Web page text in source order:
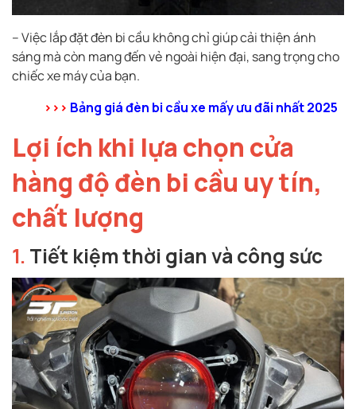
– Việc lắp đặt đèn bi cầu không chỉ giúp cải thiện ánh
sáng mà còn mang đến vẻ ngoài hiện đại, sang trọng cho
chiếc xe máy của bạn.
>>> Bảng giá đèn bi cầu xe mấy ưu đãi nhất 2025
Lợi ích khi lựa chọn cửa
hàng độ đèn bi cầu uy tín,
chất lượng
1. Tiết kiệm thời gian và công sức